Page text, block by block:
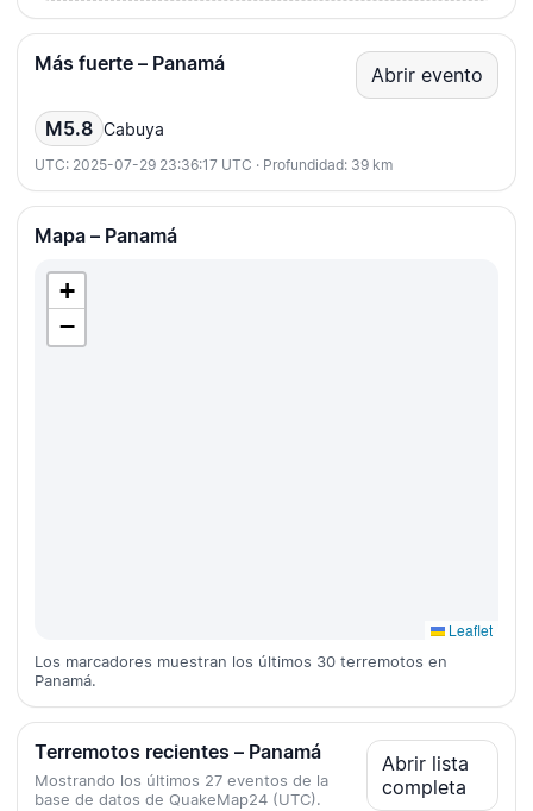
Más fuerte – Panamá Abrir evento
M5.8 Cabuya
UTC: 2025-07-29 23:36:17 UTC · Profundidad: 39 km
Mapa – Panamá
+
−
Leaflet
Los marcadores muestran los últimos 30 terremotos en
Panamá.
Terremotos recientes – Panamá
Mostrando los últimos 27 eventos de la
base de datos de QuakeMap24 (UTC).
Abrir lista
completa